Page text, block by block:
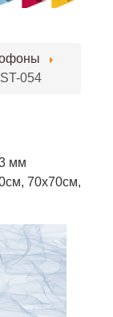
054
мм
70х70см,